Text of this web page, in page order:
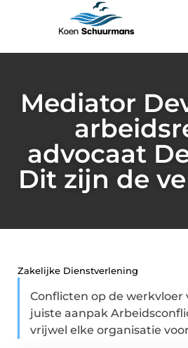
Mediator
advocaat
Dit zijn de
Zakelijke Dienstverlening
Conflicten op de werkvloer
juiste aanpak
vrijwel elke organisatie